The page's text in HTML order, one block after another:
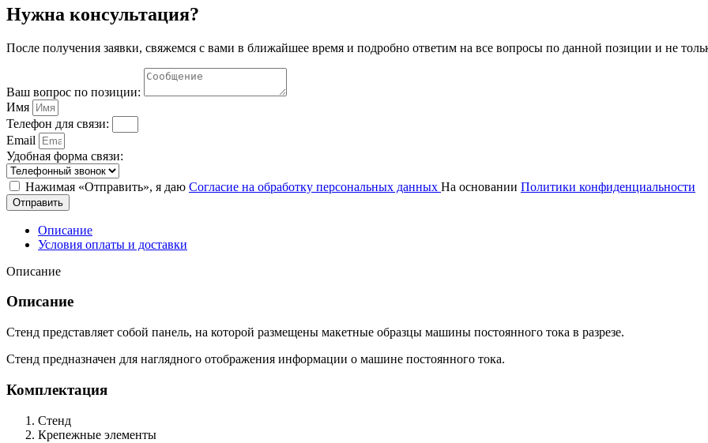
Нужна консультация?
После получения заявки, свяжемся с вами в ближайшее время и подробно ответим на все вопросы по данной позиции и не
Ваш вопрос по позиции:
Имя
Телефон для связи:
Email
Удобная форма связи:
Нажимая «Отправить», я даю Согласие на обработку персональных данных На основании Политики конфиденциальности
Отправить
Описание
Условия оплаты и доставки
Описание
Описание
Стенд представляет собой панель, на которой размещены макетные образцы машины постоянного тока в разрезе.
Стенд предназначен для наглядного отображения информации о машине постоянного тока.
Комплектация
Стенд
Крепежные элементы